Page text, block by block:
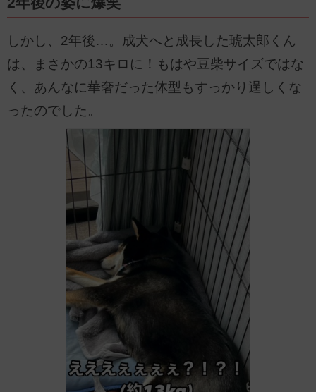
しかし、2年後…。成犬へと成長した琥太郎くん
は、まさかの13キロに！もはや豆柴サイズではな
く、あんなに華奢だった体型もすっかり逞しくな
ったのでした。